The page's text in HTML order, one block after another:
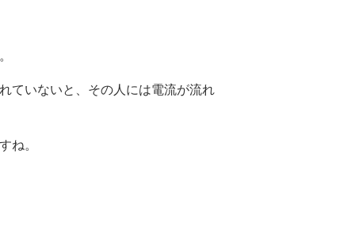
ていないと、その人には電流が流れ
ね。